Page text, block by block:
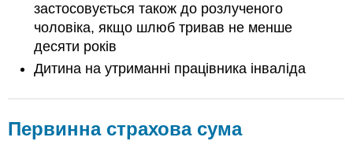
застосовується також до розлученого
чоловіка, якщо шлюб тривав не менше
десяти років
Дитина на утриманні працівника інваліда
Первинна страхова сума